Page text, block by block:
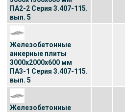
ПА2-2 Серия 3.407-115.
вып. 5
Железобетонные
анкерные плиты
3000x2000x600 мм
ПА3-1 Серия 3.407-115.
вып. 5
Железобетонные